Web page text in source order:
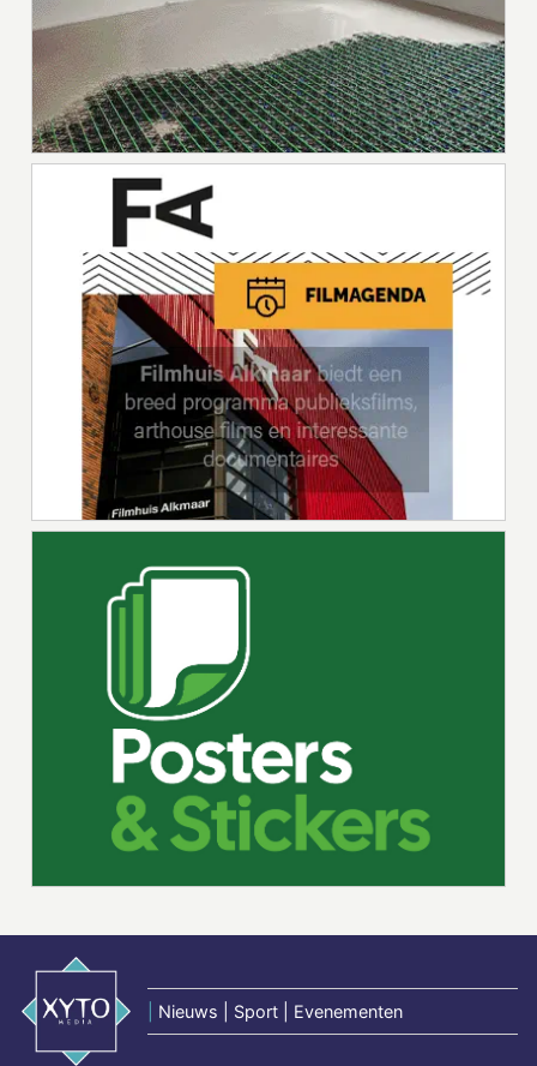
Nieuws | Sport | Evenementen